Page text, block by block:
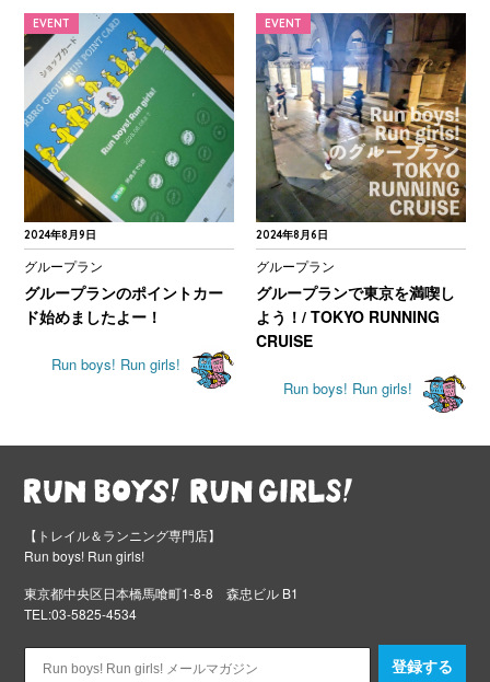
2024年8月9日
EVENT
グループラン
グループランのポイントカー
ド始めましたよー！
Run boys! Run girls!
2024年8月6日
EVENT
グループラン
グループランで東京を満喫し
よう！/ TOKYO RUNNING
CRUISE
Run boys! Run girls!
【トレイル＆ランニング専門店】
Run boys! Run girls!
東京都中央区日本橋馬喰町1-8-8 森忠ビル B1
TEL:03-5825-4534
登録する